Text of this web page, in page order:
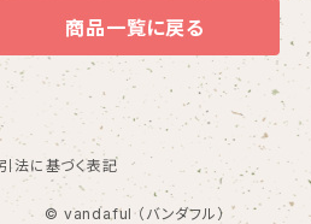
商品一覧に戻る
法に基づく表記
© vandaful （バンダフル）